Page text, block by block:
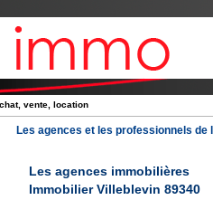
vente, location
Les agences et les professionnels
Les agences immobilières
Immobilier Villeblevin 89340